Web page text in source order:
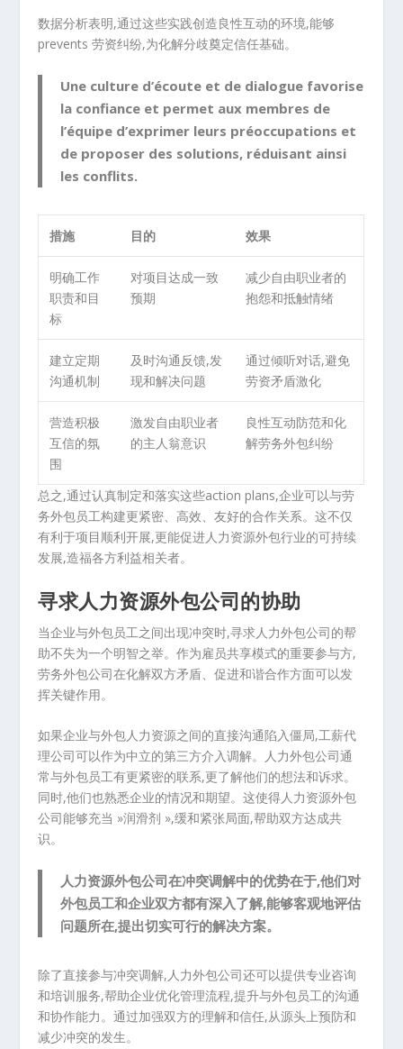
数据分析表明,通过这些实践创造良性互动的环境,能够
prevents劳资纠纷,为化解分歧奠定信任基础。
Une culture d’écoute et de dialogue favorise
la confiance et permet aux membres de
l’équipe d’exprimer leurs préoccupations et
de proposer des solutions, réduisant ainsi
les conflits.
措施 目的 效果
明确工作
职责和目
标
对项目达成一致
预期
减少自由职业者的
抱怨和抵触情绪
建立定期
沟通机制
及时沟通反馈,发
现和解决问题
通过倾听对话,避免
劳资矛盾激化
营造积极
互信的氛
围
激发自由职业者
的主人翁意识
良性互动防范和化
解劳务外包纠纷
总之,通过认真制定和落实这些action plans,企业可以与劳
务外包员工构建更紧密、高效、友好的合作关系。这不仅
有利于项目顺利开展,更能促进人力资源外包行业的可持续
发展,造福各方利益相关者。
寻求人力资源外包公司的协助
当企业与外包员工之间出现冲突时,寻求人力外包公司的帮
助不失为一个明智之举。作为雇员共享模式的重要参与方,
劳务外包公司在化解双方矛盾、促进和谐合作方面可以发
挥关键作用。
如果企业与外包人力资源之间的直接沟通陷入僵局,工薪代
理公司可以作为中立的第三方介入调解。人力外包公司通
常与外包员工有更紧密的联系,更了解他们的想法和诉求。
同时,他们也熟悉企业的情况和期望。这使得人力资源外包
公司能够充当 »润滑剂 »,缓和紧张局面,帮助双方达成共
识。
人力资源外包公司在冲突调解中的优势在于,他们对
外包员工和企业双方都有深入了解,能够客观地评估
问题所在,提出切实可行的解决方案。
除了直接参与冲突调解,人力外包公司还可以提供专业咨询
和培训服务,帮助企业优化管理流程,提升与外包员工的沟通
和协作能力。通过加强双方的理解和信任,从源头上预防和
减少冲突的发生。